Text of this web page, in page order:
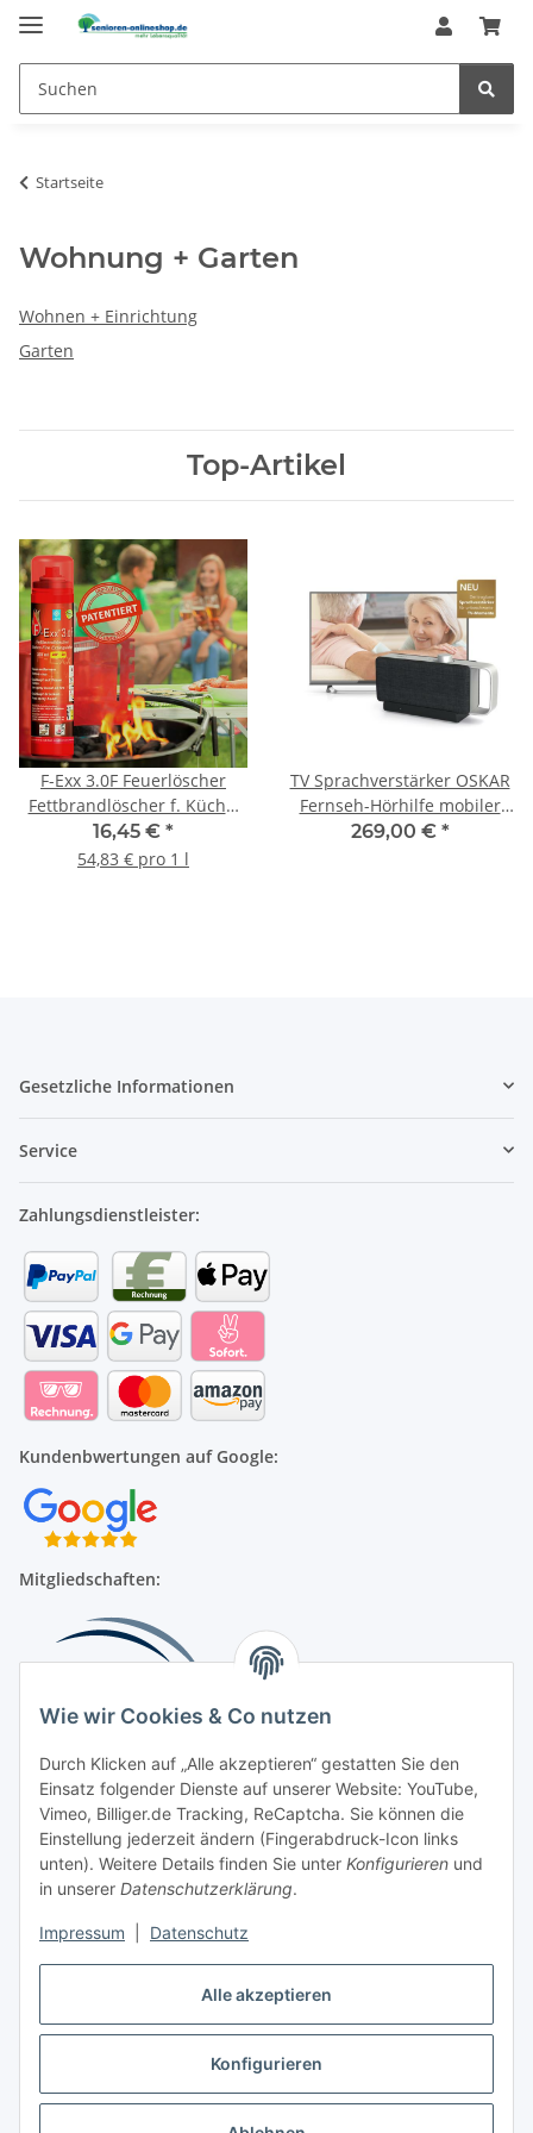
Alle akzeptieren
Konfigurieren
Wie wir Cookies & Co nutzen
Durch Klicken auf „Alle akzeptieren“ gestatten Sie den
Einsatz folgender Dienste auf unserer Website: YouTube,
Vimeo, Billiger.de Tracking, ReCaptcha. Sie können die
Einstellung jederzeit ändern (Fingerabdruck-Icon links
unten). Weitere Details finden Sie unter Konfigurieren und
in unserer Datenschutzerklärung.
Impressum Datenschutz
Startseite
Wohnung + Garten
Wohnen + Einrichtung
Garten
Top-Artikel
F-Exx 3.0F Feuerlöscher
Fettbrandlöscher f. Küche,
Haus, Garten
16,45 € *
54,83 € pro 1 l
TV Sprachverstärker OSKAR
Fernseh-Hörhilfe mobiler
Lautsprecher
269,00 € *
Gesetzliche Informationen
Service
Zahlungsdienstleister:
Kundenbwertungen auf Google:
Mitgliedschaften:
Beliebte Kategorien
Kompressionsversorgung
* Alle Preise inkl. gesetzlicher USt., zzgl.Versand